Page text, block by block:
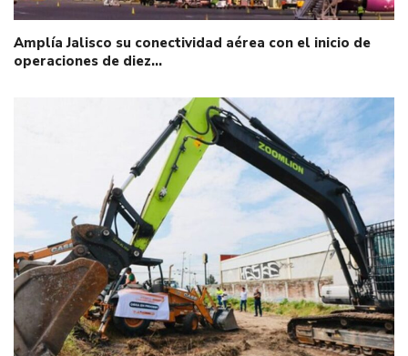
Amplía Jalisco su conectividad aérea con el inicio de
operaciones de diez…